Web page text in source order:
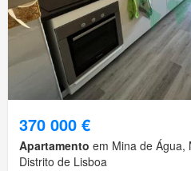
370 000 €
Apartamento em Mina de Água,
Distrito de Lisboa